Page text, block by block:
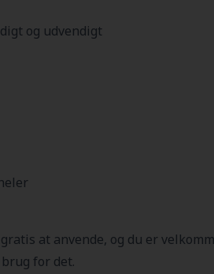
og udvendigt
at anvende, og du er
for det.